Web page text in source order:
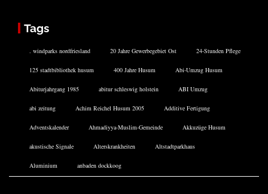
Tags
. windparks nordfriesland 20 Jahre Gewerbegebiet Ost 24-Stunden Pflege
125 stadtbibliothek husum 400 Jahre Husum Abi-Umzug Husum
Abiturjahrgang 1985 abitur schleswig holstein ABI Umzug
abi zeitung Achim Reichel Husum 2005 Additive Fertigung
Adventskalender Ahmadiyya-Muslim-Gemeinde Akkuzüge Husum
akustische Signale Alterskrankheiten Altstadtparkhaus
Aluminium anbaden dockkoog